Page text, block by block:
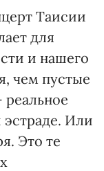
Таисии
для
и нашего
чем пустые
реальное
Или
Это те